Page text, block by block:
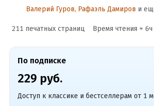
Валерий Гуров, Рафаэль Дамиров и
211 печатных страниц Время чтения ≈ 6ч
По подписке
229 руб.
Доступ к классике и бестселлерам от 1